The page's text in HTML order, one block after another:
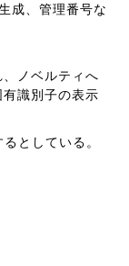
成、管理番号な
ノベルティへ
識別子の表示
としている。